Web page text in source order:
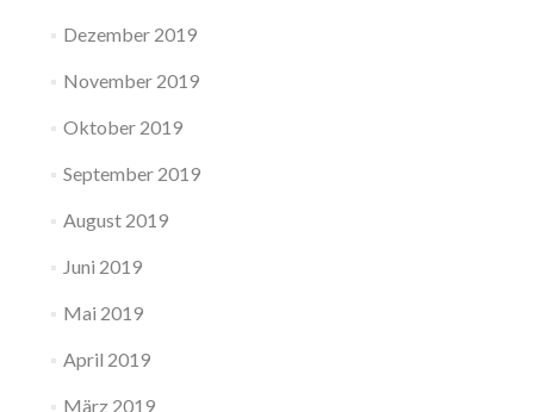
Dezember 2019
November 2019
Oktober 2019
September 2019
August 2019
Juni 2019
Mai 2019
April 2019
März 2019